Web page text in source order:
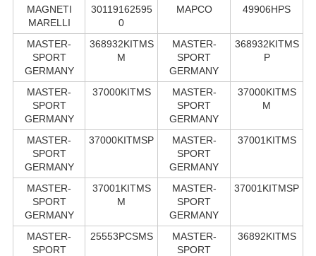
MAGNETI
MARELLI
30119162595
0
MAPCO 49906HPS
MASTER-
SPORT
GERMANY
368932KITMS
M
MASTER-
SPORT
GERMANY
368932KITMS
P
MASTER-
SPORT
GERMANY
37000KITMS
MASTER-
SPORT
GERMANY
37000KITMS
M
MASTER-
SPORT
GERMANY
37000KITMSP
MASTER-
SPORT
GERMANY
37001KITMS
MASTER-
SPORT
GERMANY
37001KITMS
M
MASTER-
SPORT
GERMANY
37001KITMSP
MASTER-
SPORT
25553PCSMS
MASTER-
SPORT
36892KITMS